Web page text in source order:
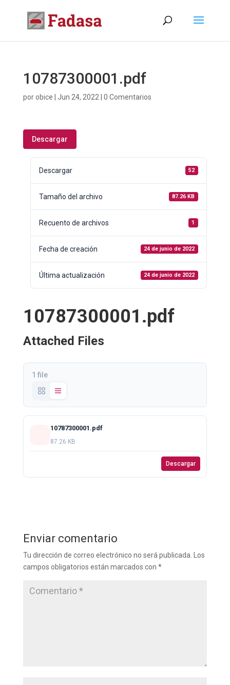
10787300001.pdf
porobice Jun 24, 2022 0 Comentarios
Descargar
Descargar 52
Tamaño del archivo 87.26 KB
Recuento de archivos 1
Fecha de creación 24 de junio de 2022
Última actualización 24 de junio de 2022
10787300001.pdf
Attached Files
1 file
10787300001.pdf
87.26 KB
Descargar
Enviar comentario
Tu dirección de correo electrónico no será publicada.
Los
campos obligatorios están marcados con *